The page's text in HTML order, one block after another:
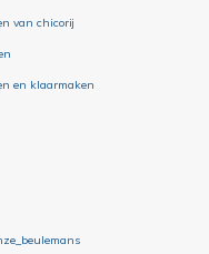
van chicorij
en klaarmaken